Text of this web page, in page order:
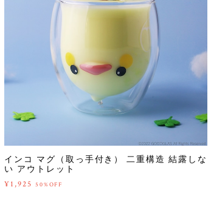
インコ マグ（取っ手付き） 二重構造 結露しな
い アウトレット
¥1,925 50%OFF